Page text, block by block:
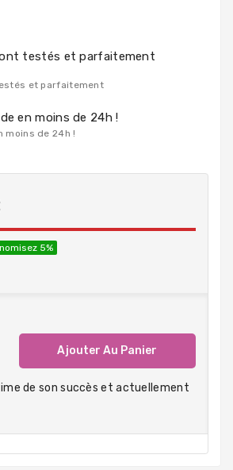
et parfaitement
moins de 24h !
5%
Ajouter Au Panier
de son succès et actuellement